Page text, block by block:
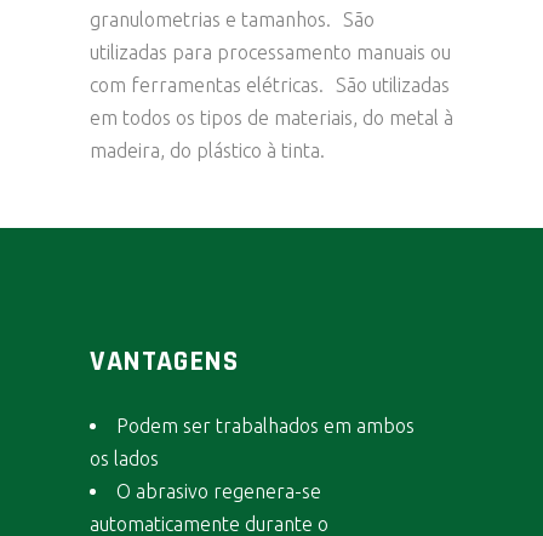
granulometrias e tamanhos. São
utilizadas para processamento manuais ou
com ferramentas elétricas. São utilizadas
em todos os tipos de materiais, do metal à
madeira, do plástico à tinta.
VANTAGENS
Podem ser trabalhados em ambos
os lados
O abrasivo regenera-se
automaticamente durante o